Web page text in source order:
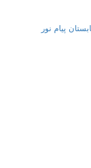
پیام نور